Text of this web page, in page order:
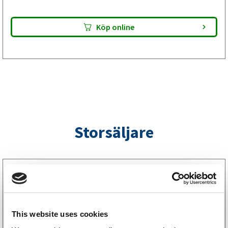
This website uses cookies
Köp online
Storsäljare
3160052
LGF Skylt Självhäftande
238kr